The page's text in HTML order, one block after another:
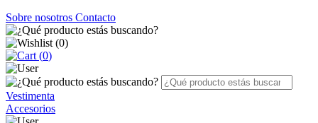
Sobre nosotros Contacto
(0)
(0)
Vestimenta
Accesorios